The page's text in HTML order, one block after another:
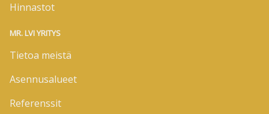
Hinnastot
MR. LVI YRITYS
Tietoa meistä
Asennusalueet
Referenssit